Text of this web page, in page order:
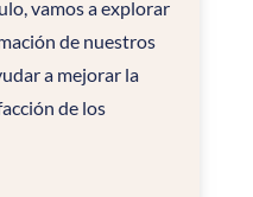
vamos a explorar
de nuestros
a mejorar la
de los